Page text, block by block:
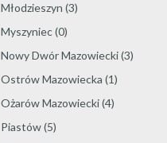
Młodzieszyn (3)
Myszyniec(0)
Nowy Dwór Mazowiecki(3)
Ostrów Mazowiecka (1)
Ożarów Mazowiecki(4)
Piastów(5)